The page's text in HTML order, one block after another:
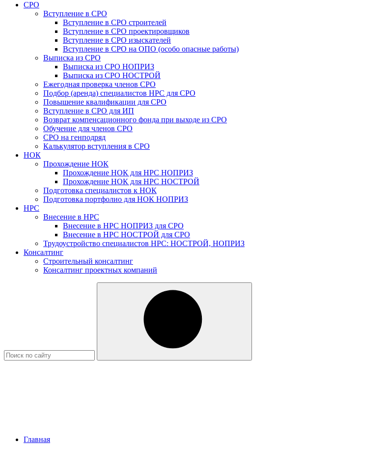
СРО
Вступление в СРО
Вступление в СРО строителей
Вступление в СРО проектировщиков
Вступление в СРО изыскателей
Вступление в СРО на ОПО (особо опасные работы)
Выписка из СРО
Выписка из СРО НОПРИЗ
Выписка из СРО НОСТРОЙ
Ежегодная проверка членов СРО
Подбор (аренда) специалистов НРС для СРО
Повышение квалификации для СРО
Вступление в СРО для ИП
Возврат компенсационного фонда при выходе из СРО
Обучение для членов СРО
СРО на генподряд
Калькулятор вступления в СРО
НОК
Прохождение НОК
Прохождение НОК для НРС НОПРИЗ
Прохождение НОК для НРС НОСТРОЙ
Подготовка специалистов к НОК
Подготовка портфолио для НОК НОПРИЗ
НРС
Внесение в НРС
Внесение в НРС НОПРИЗ для СРО
Внесение в НРС НОСТРОЙ для СРО
Трудоустройство специалистов НРС: НОСТРОЙ, НОПРИЗ
Консалтинг
Строительный консалтинг
Консалтинг проектных компаний
Главная